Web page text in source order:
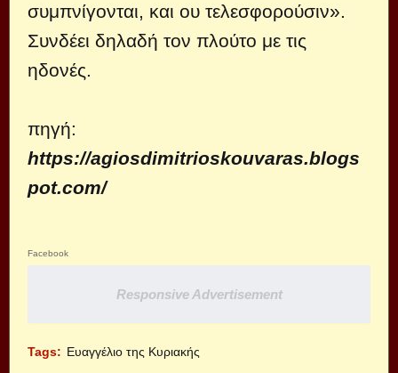
συμπνίγονται, και ου τελεσφορούσιν».
Συνδέει δηλαδή τον πλούτο με τις
ηδονές.
πηγή:
https://agiosdimitrioskouvaras.blogs
pot.com/
Facebook
Responsive Advertisement
Tags: Ευαγγέλιο της Κυριακής